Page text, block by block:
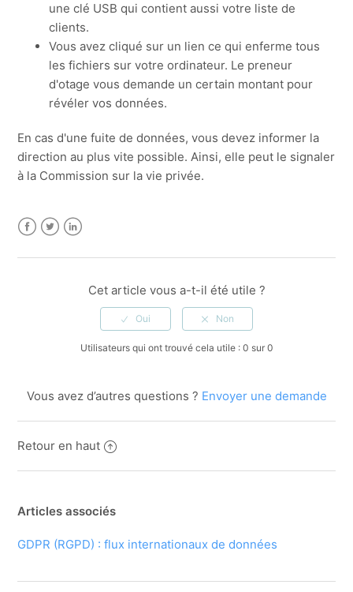
une clé USB qui contient aussi votre liste de
clients.
Vous avez cliqué sur un lien ce qui enferme tous
les fichiers sur votre ordinateur. Le preneur
d'otage vous demande un certain montant pour
révéler vos données.
En cas d'une fuite de données, vous devez informer la
direction au plus vite possible. Ainsi, elle peut le signaler
à la Commission sur la vie privée.
Cet article vous a-t-il été utile ?
Utilisateurs qui ont trouvé cela utile : 0 sur 0
Vous avez d’autres questions ? Envoyer une demande
Retour en haut
Articles associés
GDPR (RGPD) : flux internationaux de données